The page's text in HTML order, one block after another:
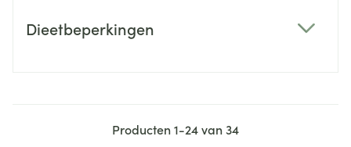
Dieetbeperkingen
Producten1-24van34